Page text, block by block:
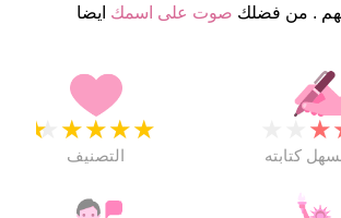
صوت على اسمك ايضا
★
★
★
★
★
التصنيف
★
كتابته